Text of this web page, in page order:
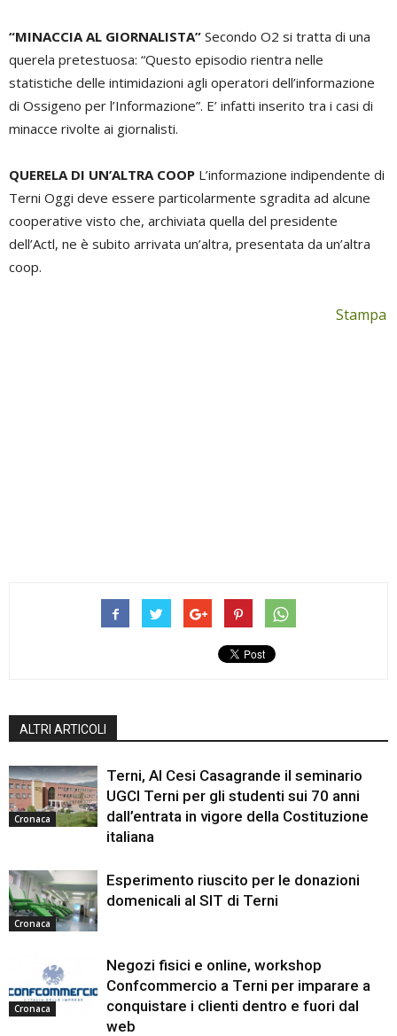
“MINACCIA AL GIORNALISTA” Secondo O2 si tratta di una
querela pretestuosa: “Questo episodio rientra nelle
statistiche delle intimidazioni agli operatori dell’informazione
di Ossigeno per l’Informazione”. E’ infatti inserito tra i casi di
minacce rivolte ai giornalisti.
QUERELA DI UN’ALTRA COOP L’informazione indipendente di
Terni Oggi deve essere particolarmente sgradita ad alcune
cooperative visto che, archiviata quella del presidente
dell’Actl, ne è subito arrivata un’altra, presentata da un’altra
coop.
Stampa
ALTRI ARTICOLI
Cronaca
Terni, Al Cesi Casagrande il seminario
UGCI Terni per gli studenti sui 70 anni
dall’entrata in vigore della Costituzione
italiana
Cronaca
Esperimento riuscito per le donazioni
domenicali al SIT di Terni
Cronaca
Negozi fisici e online, workshop
Confcommercio a Terni per imparare a
conquistare i clienti dentro e fuori dal
web